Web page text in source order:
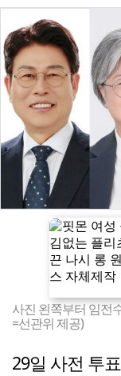
사진 왼쪽부터 임전
=선관위 제공)
29일 사전 투